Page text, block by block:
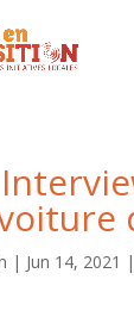
| Jun 14, 2021 |